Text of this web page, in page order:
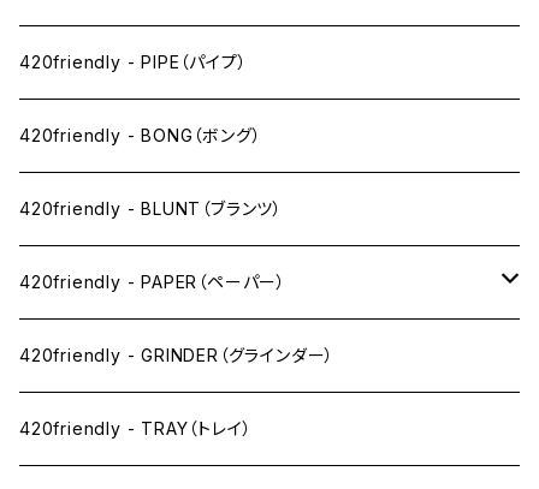
ペン下
ニコパフ系
ドライ系
ワックス系
420friendly - PIPE（パイプ）
420friendly - BONG（ボング）
420friendly - BLUNT（ブランツ）
420friendly - PAPER（ペーパー）
SW(シングルワイド）サイズ
1 1/4サイズ
420friendly - GRINDER（グラインダー）
420friendly - TRAY（トレイ）